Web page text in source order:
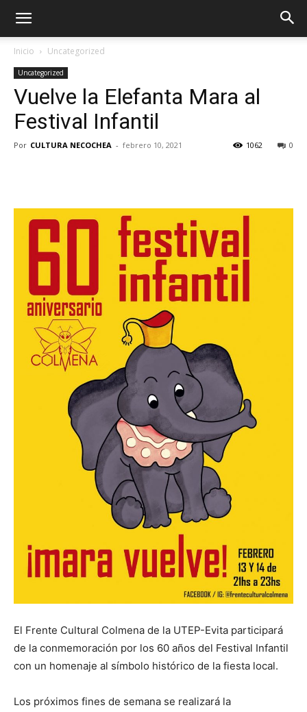
Inicio Uncategorized
Uncategorized
Vuelve la Elefanta Mara al
Festival Infantil
Por CULTURA NECOCHEA - febrero 10, 2021 0
1062
El Frente Cultural Colmena de la UTEP-Evita participará
de la conmemoración por los 60 años del Festival Infantil
con un homenaje al símbolo histórico de la fiesta local.
Los próximos fines de semana se realizará la